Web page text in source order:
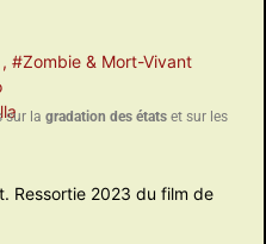
, #Zombie & Mort-Vivant
sur la gradation des états et sur les
Ressortie 2023 du film de